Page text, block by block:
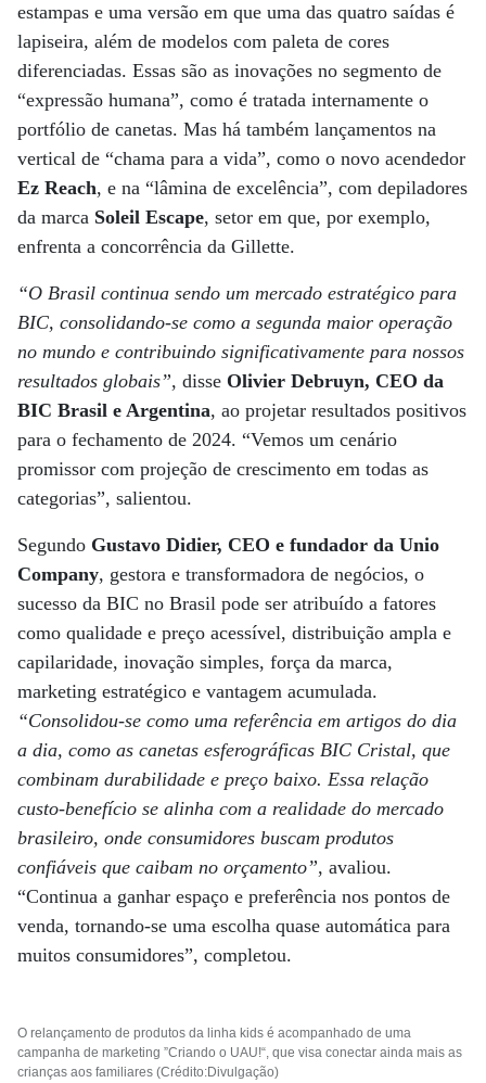
estampas e uma versão em que uma das quatro saídas é
lapiseira, além de modelos com paleta de cores
diferenciadas. Essas são as inovações no segmento de
“expressão humana”, como é tratada internamente o
portfólio de canetas. Mas há também lançamentos na
vertical de “chama para a vida”, como o novo acendedor
Ez Reach, e na “lâmina de excelência”, com depiladores
da marca Soleil Escape, setor em que, por exemplo,
enfrenta a concorrência da Gillette.
“O Brasil continua sendo um mercado estratégico para
BIC, consolidando-se como a segunda maior operação
no mundo e contribuindo significativamente para nossos
resultados globais”, disse Olivier Debruyn, CEO da
BIC Brasil e Argentina, ao projetar resultados positivos
para o fechamento de 2024. “Vemos um cenário
promissor com projeção de crescimento em todas as
categorias”, salientou.
Segundo Gustavo Didier, CEO e fundador da Unio
Company, gestora e transformadora de negócios, o
sucesso da BIC no Brasil pode ser atribuído a fatores
como qualidade e preço acessível, distribuição ampla e
capilaridade, inovação simples, força da marca,
marketing estratégico e vantagem acumulada.
“Consolidou-se como uma referência em artigos do dia
a dia, como as canetas esferográficas BIC Cristal, que
combinam durabilidade e preço baixo. Essa relação
custo-benefício se alinha com a realidade do mercado
brasileiro, onde consumidores buscam produtos
confiáveis que caibam no orçamento”, avaliou.
“Continua a ganhar espaço e preferência nos pontos de
venda, tornando-se uma escolha quase automática para
muitos consumidores”, completou.
O relançamento de produtos da linha kids é acompanhado de uma
campanha de marketing ”Criando o UAU!“, que visa conectar ainda mais as
crianças aos familiares (Crédito:Divulgação)